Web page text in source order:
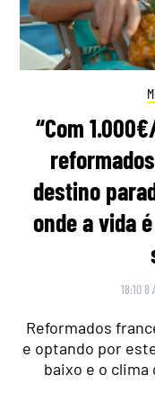
“Com
destino
onde a vida
18:10 8
Reformados
e optando por
baixo e o clima